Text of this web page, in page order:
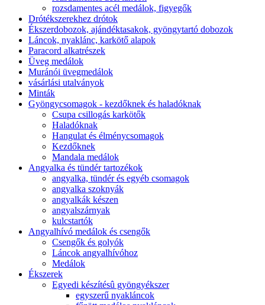
rozsdamentes acél medálok, figyegők
Drótékszerekhez drótok
Ékszerdobozok, ajándéktasakok, gyöngytartó dobozok
Láncok, nyaklánc, karkötő alapok
Paracord alkatrészek
Üveg medálok
Muránói üvegmedálok
vásárlási utalványok
Minták
Gyöngycsomagok - kezdőknek és haladóknak
Csupa csillogás karkötők
Haladóknak
Hangulat és élménycsomagok
Kezdőknek
Mandala medálok
Angyalka és tündér tartozékok
angyalka, tündér és egyéb csomagok
angyalka szoknyák
angyalkák készen
angyalszárnyak
kulcstartók
Angyalhívó medálok és csengők
Csengők és golyók
Láncok angyalhívóhoz
Medálok
Ékszerek
Egyedi készítésû gyöngyékszer
egyszerű nyakláncok